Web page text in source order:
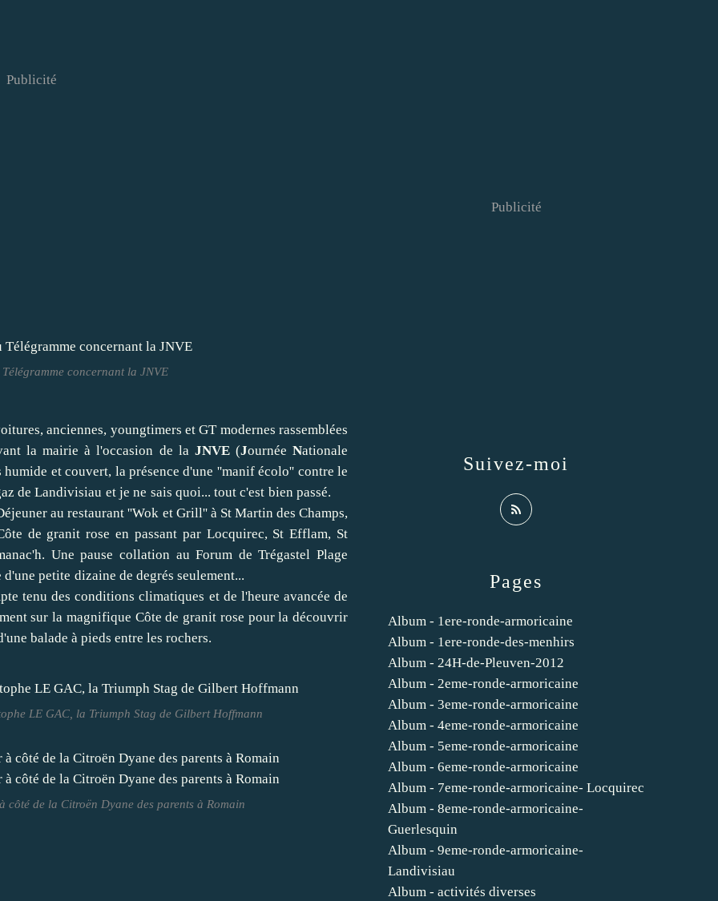
Publicité
concernant la JNVE
anciennes, youngtimers et GT modernes rassemblées
la mairie à l'occasion de la JNVE(Journée Nationale
et couvert, la présence d'une ''manif écolo'' contre le
de Landivisiau et je ne sais quoi... tout c'est bien passé.
et Grill'' à St Martin des Champs,
de granit rose en passant par Locquirec, St Efflam, St
Une pause collation au Forum de Trégastel Plage
d'une petite dizaine de degrés seulement...
des conditions climatiques et de l'heure avancée de
sur la magnifique Côte de granit rose pour la découvrir
balade à pieds entre les rochers.
LE GAC, la Triumph Stag de Gilbert Hoffmann
côté de la Citroën Dyane des parents à Romain
Pages
Album - 1ere-ronde-armoricaine
Album - 1ere-ronde-des-menhirs
Album - 24H-de-Pleuven-2012
Album - 2eme-ronde-armoricaine
Album - 3eme-ronde-armoricaine
Album - 4eme-ronde-armoricaine
Album - 5eme-ronde-armoricaine
Album - 6eme-ronde-armoricaine
Album - 7eme-ronde-armoricaine- Locquirec
Album - 8eme-ronde-armoricaine-
Guerlesquin
Album - 9eme-ronde-armoricaine-
Landivisiau
Album - activités diverses
Suivez-moi
Publicité